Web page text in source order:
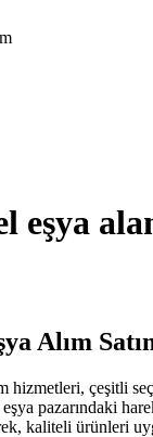
eşya
Alım
hizmetleri, çeşitli
pazarındaki
kaliteli ürünleri